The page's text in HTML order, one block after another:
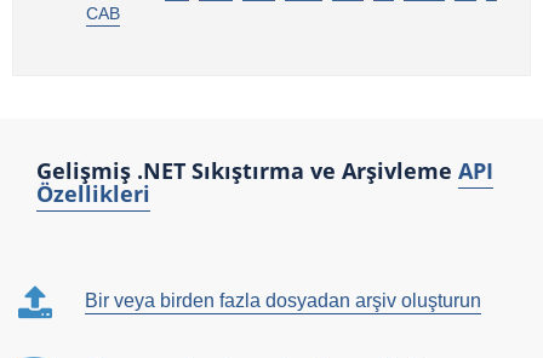
CAB
Gelişmiş .NET Sıkıştırma ve Arşivleme API
Özellikleri
Bir veya birden fazla dosyadan arşiv oluşturun